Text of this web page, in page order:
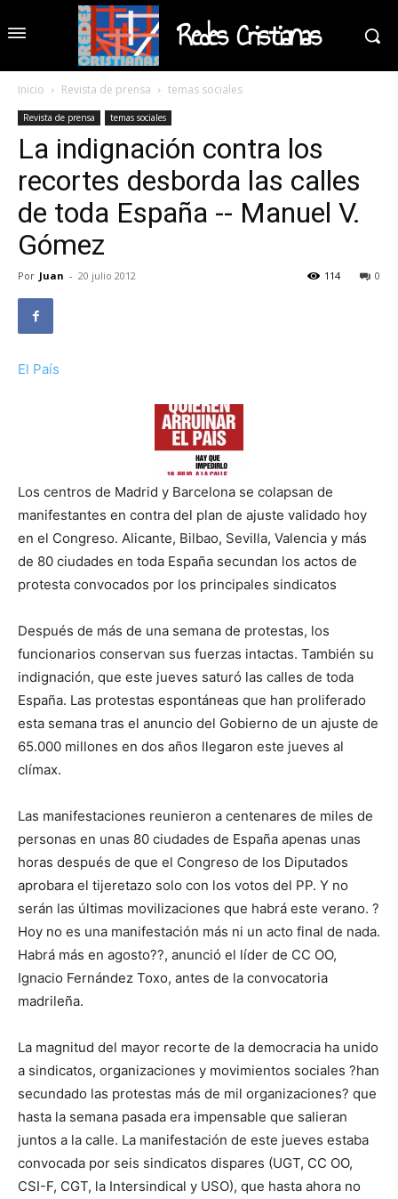
Redes Cristianas
Inicio Revista de prensa temas sociales
Revista de prensa temas sociales
La indignación contra los
recortes desborda las calles
de toda España -- Manuel V.
Gómez
Por Juan - 20 julio 2012 0
114
El País
Los centros de Madrid y Barcelona se colapsan de
manifestantes en contra del plan de ajuste validado hoy
en el Congreso. Alicante, Bilbao, Sevilla, Valencia y más
de 80 ciudades en toda España secundan los actos de
protesta convocados por los principales sindicatos
Después de más de una semana de protestas, los
funcionarios conservan sus fuerzas intactas. También su
indignación, que este jueves saturó las calles de toda
España. Las protestas espontáneas que han proliferado
esta semana tras el anuncio del Gobierno de un ajuste de
65.000 millones en dos años llegaron este jueves al
clímax.
Las manifestaciones reunieron a centenares de miles de
personas en unas 80 ciudades de España apenas unas
horas después de que el Congreso de los Diputados
aprobara el tijeretazo solo con los votos del PP. Y no
serán las últimas movilizaciones que habrá este verano. ?
Hoy no es una manifestación más ni un acto final de nada.
Habrá más en agosto??, anunció el líder de CC OO,
Ignacio Fernández Toxo, antes de la convocatoria
madrileña.
La magnitud del mayor recorte de la democracia ha unido
a sindicatos, organizaciones y movimientos sociales ?han
secundado las protestas más de mil organizaciones? que
hasta la semana pasada era impensable que salieran
juntos a la calle. La manifestación de este jueves estaba
convocada por seis sindicatos dispares (UGT, CC OO,
CSI-F, CGT, la Intersindical y USO), que hasta ahora no